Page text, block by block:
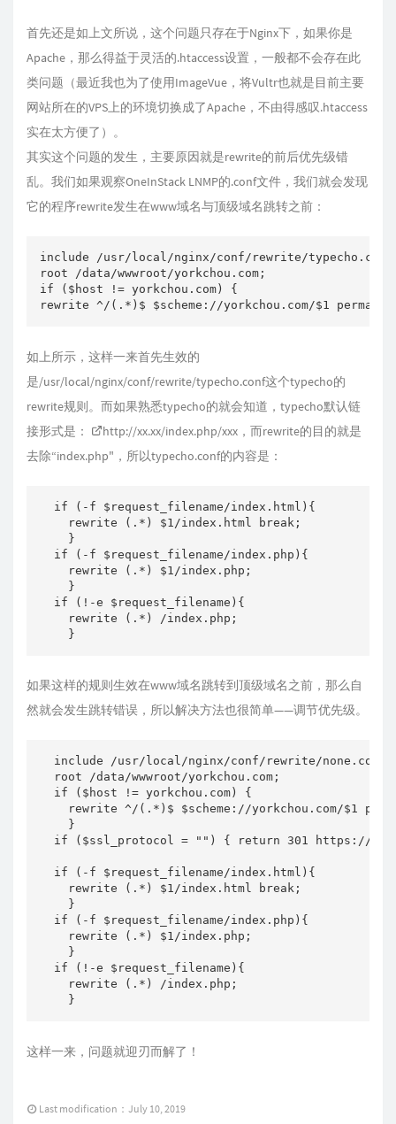
首先还是如上文所说，这个问题只存在于Nginx下，如果你是
Apache，那么得益于灵活的.htaccess设置，一般都不会存在此
类问题（最近我也为了使用ImageVue，将Vultr也就是目前主要
网站所在的VPS上的环境切换成了Apache，不由得感叹.htaccess
实在太方便了）。
其实这个问题的发生，主要原因就是rewrite的前后优先级错
乱。我们如果观察OneInStack LNMP的.conf文件，我们就会发现
它的程序rewrite发生在www域名与顶级域名跳转之前：
include /usr/local/nginx/conf/rewrite/
root /data/wwwroot/yorkchou.com;
if ($host != yorkchou.com) {                           //
如上所示，这样一来首先生效的
是/usr/local/nginx/conf/rewrite/typecho.conf这个typecho的
rewrite规则。而如果熟悉typecho的就会知道，typecho默认链
接形式是：
http://xx.xx/index.php/xxx ，而rewrite的目的就是
去除“index.php"，所以typecho.conf的内容是：
  if (-f $request_filename/index.html){
    rewrite (.*) $1/index.html break;
    }
  if (-f $request_filename/index.php){
    rewrite (.*) $1/index.php;
    }
  if (!-e $request_filename){
    rewrite (.*) /index.php;
如果这样的规则生效在www域名跳转到顶级域名之前，那么自
然就会发生跳转错误，所以解决方法也很简单——调节优先级。
include /usr/local/nginx/conf/rewrite/none.conf;
root /data/wwwroot/yorkchou.com;
if ($host != yorkchou.com) {
rewrite ^/(.*)$ $scheme://yorkchou.com/$1
    }
if ($ssl_protocol = "") { return 301 https://
if (-f $request_filename/index.html){
    rewrite (.*) $1/index.html break;
    }
if (-f $request_filename/index.php){
    rewrite (.*) $1/index.php;
    }
if (!-e $request_filename){
    rewrite (.*) /index.php;
这样一来，问题就迎刃而解了！
Last modification：July 10, 2019